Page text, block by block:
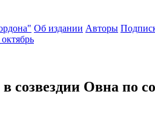
Об издании Авторы
созвездии Овна по